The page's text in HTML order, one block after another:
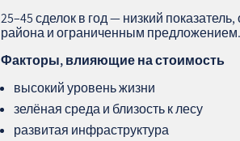
25–45 сделок в год — низкий
района и ограниченным предложением.
Факторы, влияющие на стоимость
высокий уровень жизни
зелёная среда и близость к лесу
развитая инфраструктура